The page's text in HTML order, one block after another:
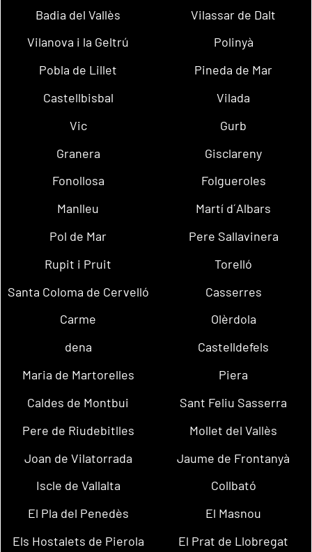
Badia del Vallès
Vilassar de Dalt
Vilanova i la Geltrú
Polinyà
Pobla de Lillet
Pineda de Mar
Castellbisbal
Vilada
Vic
Gurb
Granera
Gisclareny
Fonollosa
Folgueroles
Manlleu
Martí d´Albars
Pol de Mar
Pere Sallavinera
Rupit i Pruit
Torelló
Santa Coloma de Cervelló
Casserres
Carme
Olèrdola
dena
Castelldefels
Maria de Martorelles
Piera
Caldes de Montbui
Sant Feliu Sasserra
Pere de Riudebitlles
Mollet del Vallès
Joan de Vilatorrada
Jaume de Frontanyà
Iscle de Vallalta
Collbató
El Pla del Penedès
El Masnou
Els Hostalets de Pierola
El Prat de Llobregat